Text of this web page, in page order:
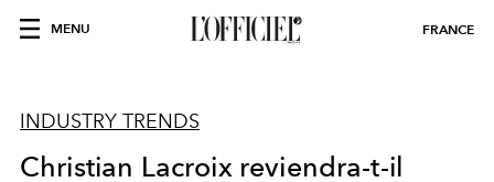
MENU FRANCE
INDUSTRY TRENDS
Christian Lacroix reviendra-t-il